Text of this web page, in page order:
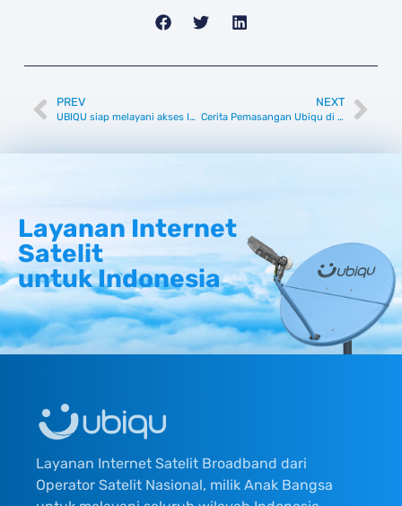
PREV
UBIQU siap melayani akses Internet di Nusa Tenggara Timur
NEXT
Cerita Pemasangan Ubiqu di Gugusan Kepulauan Bala Balakang Timur
Layanan Internet
Satelit
untuk Indonesia
Layanan Internet Satelit Broadband dari
Operator Satelit Nasional, milik Anak Bangsa